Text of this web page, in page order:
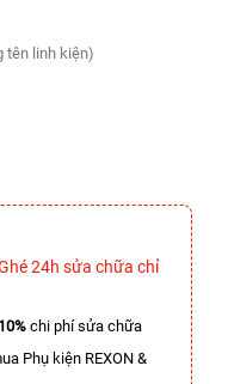
tên linh kiện)
24h sửa chữa chỉ
10% chi phí sửa chữa
Phụ kiện REXON &